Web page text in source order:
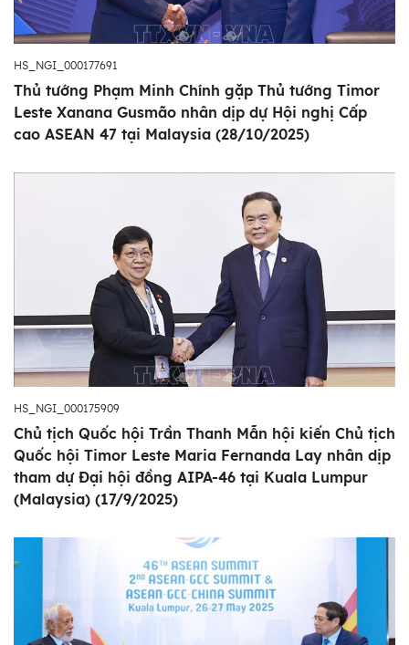
HS_NGI_000177691
Thủ tướng Phạm Minh Chính gặp Thủ tướng Timor
Leste Xanana Gusmão nhân dịp dự Hội nghị Cấp
cao ASEAN 47 tại Malaysia (28/10/2025)
HS_NGI_000175909
Chủ tịch Quốc hội Trần Thanh Mẫn hội kiến Chủ tịch
Quốc hội Timor Leste Maria Fernanda Lay nhân dịp
tham dự Đại hội đồng AIPA-46 tại Kuala Lumpur
(Malaysia) (17/9/2025)